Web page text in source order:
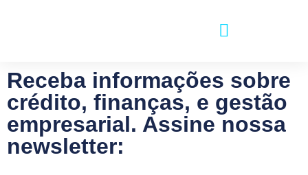
Receba informações sobre
crédito, finanças, e gestão
empresarial. Assine nossa
newsletter: